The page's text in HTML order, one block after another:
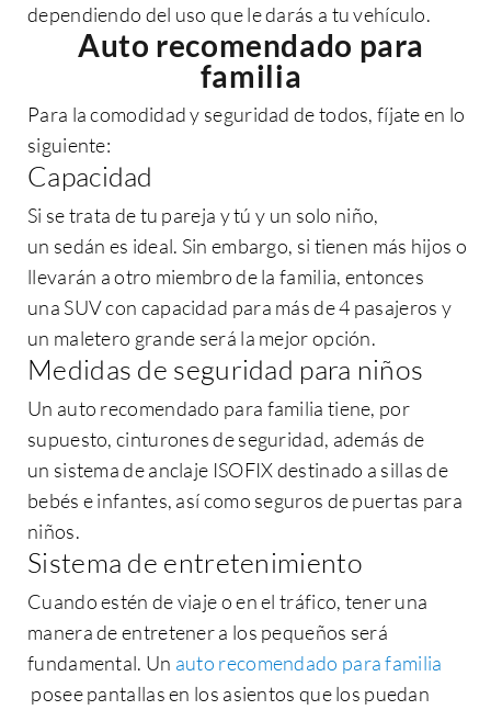
dependiendo del uso que le darás a tu vehículo.
Auto recomendado para
familia
Para la comodidad y seguridad de todos, fíjate en lo
siguiente:
Capacidad
Si se trata de tu pareja y tú y un solo niño,
un sedán es ideal. Sin embargo, si tienen más hijos o
llevarán a otro miembro de la familia, entonces
una SUVcon capacidad para más de 4 pasajeros y
un maletero grande será la mejor opción.
Medidas de seguridad para niños
Un auto recomendado para familia tiene, por
supuesto, cinturones de seguridad, además de
un sistema de anclaje ISOFIXdestinado a sillas de
bebés e infantes, así como seguros de puertas para
niños.
Sistema de entretenimiento
Cuando estén de viaje o en el tráfico, tener una
manera de entretener a los pequeños será
fundamental. Un auto recomendado para familia
posee pantallas en los asientos que los puedan